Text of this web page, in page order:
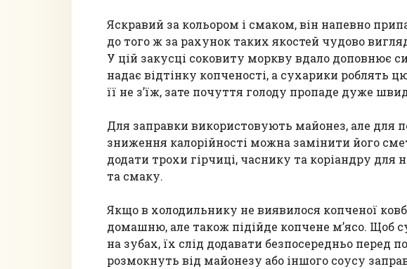
Яскравий за кольором і смаком, він напевно
до того ж за рахунок таких якостей чудово
У цій закусці соковиту моркву вдало доповнює
надає відтінку копченості, а сухарики роблять
її не з’їж, зате почуття голоду пропаде дуже
Для заправки використовують майонез, але для
зниження калорійності можна замінити його
додати трохи гірчиці, часнику та коріандру для
та смаку.
Якщо в холодильнику не виявилося копченої
домашню, але також підійде копчене м’ясо. Щоб
на зубах, їх слід додавати безпосередньо перед
розмокнуть від майонезу або іншого соусу